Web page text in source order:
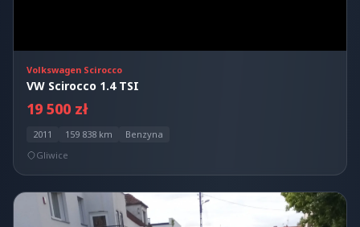
Volkswagen Scirocco
VW Scirocco 1.4 TSI
19 500 zł
2011 159 838 km
Benzyna
Gliwice